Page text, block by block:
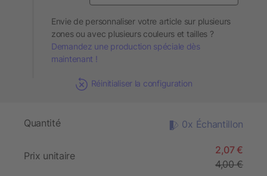
Envie de personnaliser votre article sur plusieurs
zones ou avec plusieurs couleurs et tailles ?
Demandez une production spéciale dès
maintenant !
Réinitialiser la configuration
Quantité 0x Échantillon
Prix unitaire
2,07 €
4,00 €